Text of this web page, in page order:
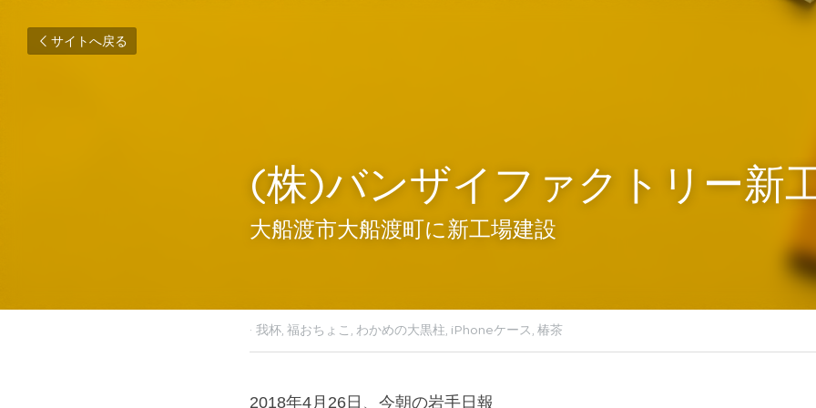
サイトへ戻る
(株)バンザイファクトリー新
大船渡市大船渡町に新工場建設
2018年5月6日 · 我杯, 福おちょこ, わかめの大黒柱, iPhoneケース,
2018年4月26日、今朝の岩手日報